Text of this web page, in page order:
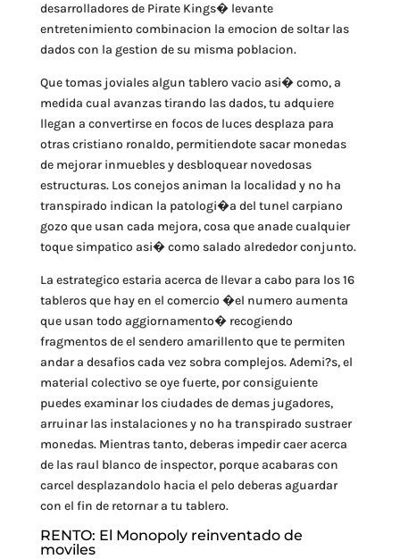
desarrolladores de Pirate Kings� levante
entretenimiento combinacion la emocion de soltar las
dados con la gestion de su misma poblacion.
Que tomas joviales algun tablero vacio asi� como, a
medida cual avanzas tirando las dados, tu adquiere
llegan a convertirse en focos de luces desplaza para
otras cristiano ronaldo, permitiendote sacar monedas
de mejorar inmuebles y desbloquear novedosas
estructuras. Los conejos animan la localidad y no ha
transpirado indican la patologi�a del tunel carpiano
gozo que usan cada mejora, cosa que anade cualquier
toque simpatico asi� como salado alrededor conjunto.
La estrategico estaria acerca de llevar a cabo para los 16
tableros que hay en el comercio �el numero aumenta
que usan todo aggiornamento� recogiendo
fragmentos de el sendero amarillento que te permiten
andar a desafios cada vez sobra complejos. Ademi?s, el
material colectivo se oye fuerte, por consiguiente
puedes examinar los ciudades de demas jugadores,
arruinar las instalaciones y no ha transpirado sustraer
monedas. Mientras tanto, deberas impedir caer acerca
de las raul blanco de inspector, porque acabaras con
carcel desplazandolo hacia el pelo deberas aguardar
con el fin de retornar a tu tablero.
RENTO: El Monopoly reinventado de
moviles